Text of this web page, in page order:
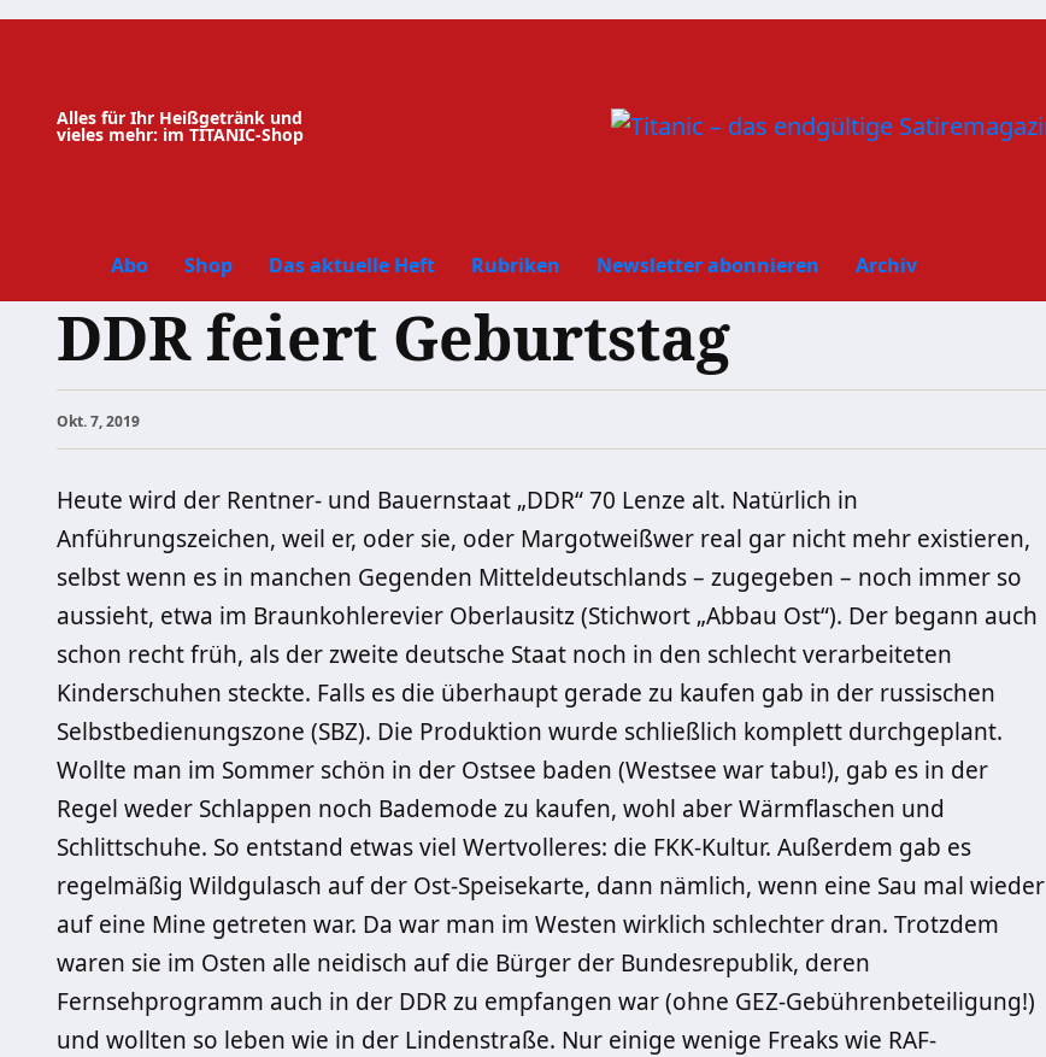
Zum
Alles für Ihr Heißgetränk und
vieles mehr: im TITANIC-Shop
Abo Shop Das aktuelle Heft Rubriken Newsletter abonnieren Archiv
DDR feiert Geburtstag
Okt. 7, 2019
Heute wird der Rentner- und Bauernstaat „DDR“ 70 Lenze alt. Natürlich in
Anführungszeichen, weil er, oder sie, oder Margotweißwer real gar nicht mehr existieren,
selbst wenn es in manchen Gegenden Mitteldeutschlands – zugegeben – noch immer so
aussieht, etwa im Braunkohlerevier Oberlausitz (Stichwort „Abbau Ost“). Der begann auch
schon recht früh, als der zweite deutsche Staat noch in den schlecht verarbeiteten
Kinderschuhen steckte. Falls es die überhaupt gerade zu kaufen gab in der russischen
Selbstbedienungszone (SBZ). Die Produktion wurde schließlich komplett durchgeplant.
Wollte man im Sommer schön in der Ostsee baden (Westsee war tabu!), gab es in der
Regel weder Schlappen noch Bademode zu kaufen, wohl aber Wärmflaschen und
Schlittschuhe. So entstand etwas viel Wertvolleres: die FKK-Kultur. Außerdem gab es
regelmäßig Wildgulasch auf der Ost-Speisekarte, dann nämlich, wenn eine Sau mal wieder
auf eine Mine getreten war. Da war man im Westen wirklich schlechter dran. Trotzdem
waren sie im Osten alle neidisch auf die Bürger der Bundesrepublik, deren
Fernsehprogramm auch in der DDR zu empfangen war (ohne GEZ-Gebührenbeteiligung!)
und wollten so leben wie in der Lindenstraße. Nur einige wenige Freaks wie RAF-